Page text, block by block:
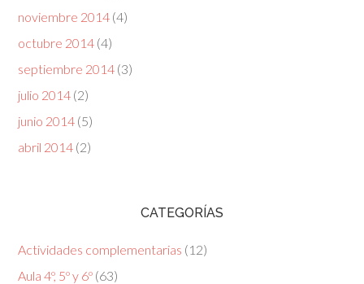
noviembre 2014 (4)
octubre 2014 (4)
septiembre 2014 (3)
julio 2014 (2)
junio 2014 (5)
abril 2014 (2)
CATEGORÍAS
Actividades complementarias (12)
Aula 4º, 5º y 6º (63)